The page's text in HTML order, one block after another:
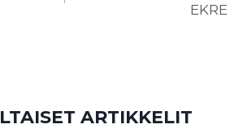
EKRE
ARTIKKELIT